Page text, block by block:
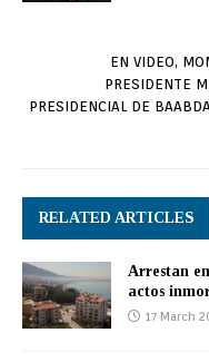
EN VIDEO,
PRESIDENTE
PRESIDENCIAL DE
RELATED ARTICLES
Arrestan
actos
17 March